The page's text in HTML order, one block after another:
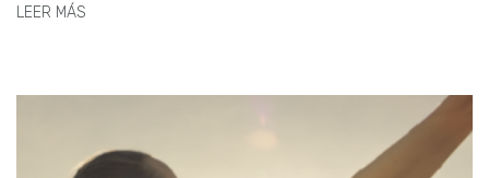
LEER MÁS